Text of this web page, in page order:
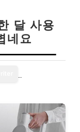
달 사용
네요